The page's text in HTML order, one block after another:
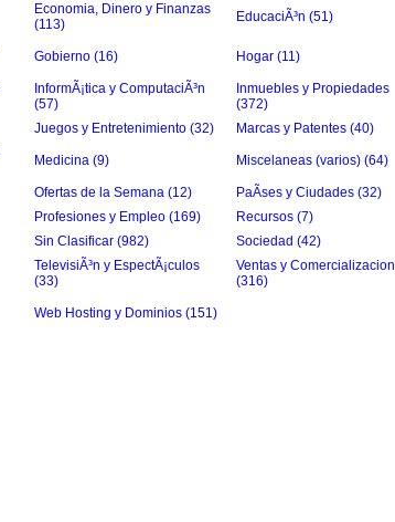
Economia, Dinero y Finanzas
(113)
EducaciÃ³n (51)
Gobierno (16) Hogar (11)
InformÃ¡tica y ComputaciÃ³n
(57)
Inmuebles y Propiedades
(372)
Juegos y Entretenimiento (32)
Marcas y Patentes (40)
Medicina (9) Miscelaneas (varios) (64)
Ofertas de la Semana (12)
PaÃ­ses y Ciudades (32)
Profesiones y Empleo (169)
Recursos (7)
Sin Clasificar (982) Sociedad (42)
TelevisiÃ³n y EspectÃ¡culos
(33)
Ventas y Comercializacion
(316)
Web Hosting y Dominios (151)